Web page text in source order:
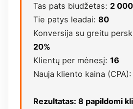
Tas pats biudžetas: 2 000
Tie patys leadai: 80
Konversija su greitu
20%
Klientų per mėnesį: 16
Nauja kliento kaina (CPA):
Rezultatas: 8 papildomi